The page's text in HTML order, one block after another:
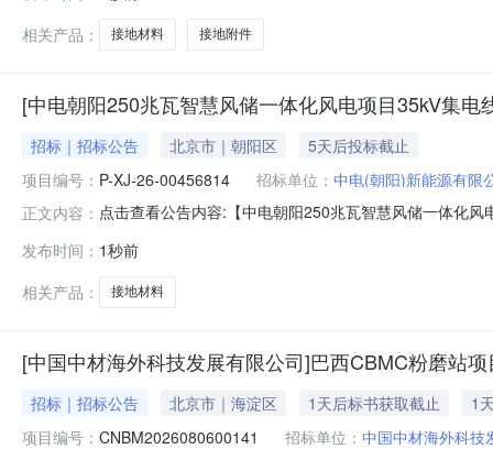
相关产品：
接地材料 接地附件
[中电朝阳250兆瓦智慧风储一体化风电项目35kV集电
招标｜招标公告 北京市｜朝阳区
5天后投标截止
项目编号： P-XJ-26-00456814 招标单位： 中电(朝阳)新能源有限
正文内容： 点击查看公告内容:【中电朝阳250兆瓦智慧风储一体化
发布时间： 1秒前
相关产品：
接地材料
[中国中材海外科技发展有限公司]巴西CBMC粉磨站
招标｜招标公告 北京市｜海淀区 1天后标书获取截止
1
项目编号： CNBM2026080600141 招标单位： 中国中材海外科技